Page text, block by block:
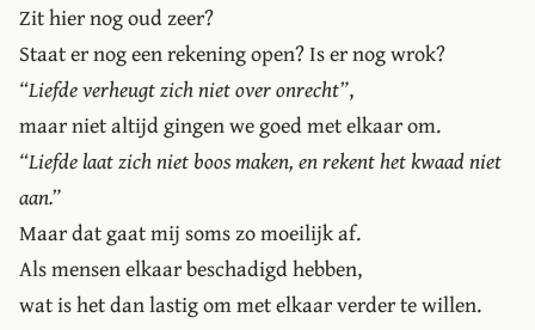
Zit hier nog oud zeer?
Staat er nog een rekening open? Is er nog wrok?
Liefde verheugt zich niet over onrecht ,
maar niet altijd gingen we goed met elkaar om.
Liefde laat zich niet boos maken, en rekent het kwaad niet
aan.
Maar dat gaat mij soms zo moeilijk af.
Als mensen elkaar beschadigd hebben,
wat is het dan lastig om met elkaar verder te willen.